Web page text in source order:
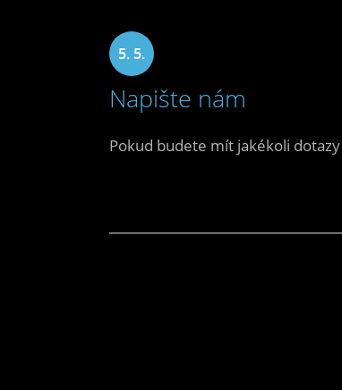
5. 5.
2020
Napište nám
Pokud budete mít jakékoli